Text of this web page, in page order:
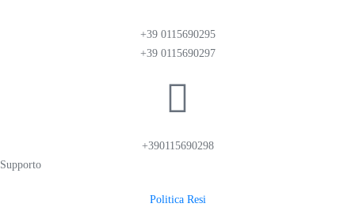
+39 0115690295
+39 0115690297
+390115690298
Supporto
Politica Resi